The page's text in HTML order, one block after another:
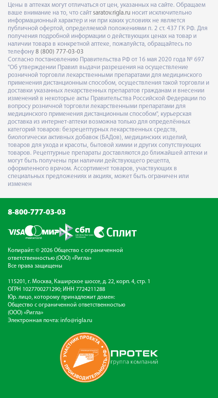
Цены в аптеках могут отличаться от цен, указанных на сайте. Обращаем
ваше внимание на то, что сайт saratov.rigla.ru носит исключительно
информационный характер и ни при каких условиях не является
публичной офертой, определяемой положениями п. 2 ст. 437 ГК РФ. Для
получения подробной информации о действующих ценах на товар и
наличии товара в конкретной аптеке, пожалуйста, обращайтесь по
телефону 8 (800) 777-03-03
Согласно постановлению Правительства РФ от 16 мая 2020 года № 697
"Об утверждении Правил выдачи разрешения на осуществление
розничной торговли лекарственными препаратами для медицинского
применения дистанционным способом, осуществления такой торговли и
доставки указанных лекарственных препаратов гражданам и внесении
изменений в некоторые акты Правительства Российской Федерации по
вопросу розничной торговли лекарственными препаратами для
медицинского применения дистанционным способом", курьерская
доставка из интернет-аптеки возможна только для определённых
категорий товаров: безрецептурных лекарственных средств,
биологически активных добавок (БАДов), медицинских изделий,
товаров для ухода и красоты, бытовой химии и других сопутствующих
товаров. Рецептурные препараты доставляются до ближайшей аптеки и
могут быть получены при наличии действующего рецепта,
оформленного врачом. Ассортимент товаров, участвующих в
специальных предложениях и акциях, может быть ограничен или
изменен
8-800-777-03-03
Копирайт: © 2026 Общество с ограниченной
ответственностью (ООО) «Ригла»
Все права защищены
115201, г. Москва, Каширское шоссе, д. 22, корп. 4, стр. 1
ОГРН 1027700271290; ИНН 7724211288
Юр. лицо, которому принадлежит домен:
Общество с ограниченной ответственностью
(ООО) «Ригла»
Электронная почта: info@rigla.ru